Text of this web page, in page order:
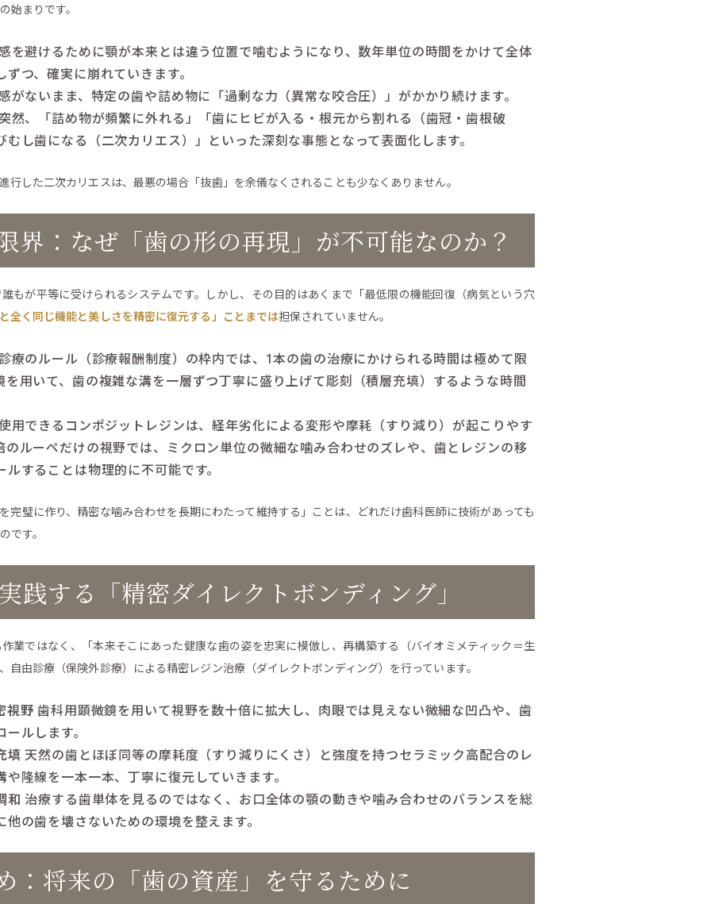
始まりです。
を避けるために顎が本来とは違う位置で噛むようになり、数年単位の時間をかけて全体
つ、確実に崩れていきます。
がないまま、特定の歯や詰め物に「過剰な力（異常な咬合圧）」がかかり続けます。
然、「詰め物が頻繁に外れる」「歯にヒビが入る・根元から割れる（歯冠・歯根破
し歯になる（二次カリエス）」といった深刻な事態となって表面化します。
行した二次カリエスは、最悪の場合「抜歯」を余儀なくされることも少なくありません。
界：なぜ「歯の形の再現」が不可能なのか？
もが平等に受けられるシステムです。しかし、その目的はあくまで「最低限の機能回復（病気という穴
全く同じ機能と美しさを精密に復元する」ことまでは担保されていません。
療のルール（診療報酬制度）の枠内では、1本の歯の治療にかけられる時間は極めて限
用いて、歯の複雑な溝を一層ずつ丁寧に盛り上げて彫刻（積層充填）するような時間
用できるコンポジットレジンは、経年劣化による変形や摩耗（すり減り）が起こりやす
ルーペだけの視野では、ミクロン単位の微細な噛み合わせのズレや、歯とレジンの移
することは物理的に不可能です。
完璧に作り、精密な噛み合わせを長期にわたって維持する」ことは、どれだけ歯科医師に技術があっても
です。
践する「精密ダイレクトボンディング」
業ではなく、「本来そこにあった健康な歯の姿を忠実に模倣し、再構築する（バイオミメティック＝生
自由診療（保険外診療）による精密レジン治療（ダイレクトボンディング）を行っています。
視野 歯科用顕微鏡を用いて視野を数十倍に拡大し、肉眼では見えない微細な凹凸や、歯
ルします。
填 天然の歯とほぼ同等の摩耗度（すり減りにくさ）と強度を持つセラミック高配合のレ
隆線を一本一本、丁寧に復元していきます。
和 治療する歯単体を見るのではなく、お口全体の顎の動きや噛み合わせのバランスを総
の歯を壊さないための環境を整えます。
：将来の「歯の資産」を守るために